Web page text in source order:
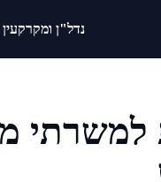
נדל"ן ומקרקעין
למשרתי